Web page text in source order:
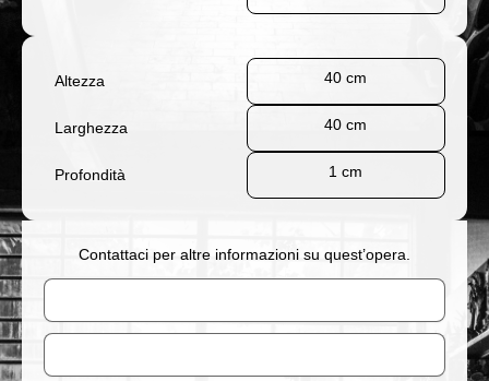
Altezza 40 cm
Larghezza 40 cm
Profondità 1 cm
Contattaci per altre informazioni su quest’opera.
Nome
Email